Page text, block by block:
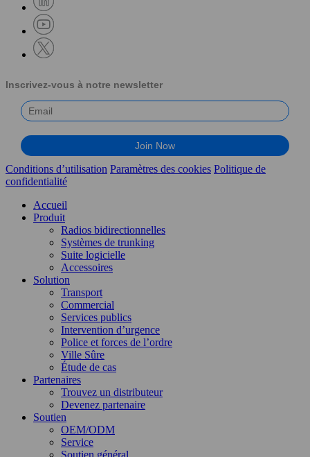
Inscrivez-vous à notre newsletter
Conditions d’utilisation Paramètres des cookies Politique de
confidentialité
Accueil
Produit
Radios bidirectionnelles
Systèmes de trunking
Suite logicielle
Accessoires
Solution
Transport
Commercial
Services publics
Intervention d’urgence
Police et forces de l’ordre
Ville Sûre
Étude de cas
Partenaires
Trouvez un distributeur
Devenez partenaire
Soutien
OEM/ODM
Service